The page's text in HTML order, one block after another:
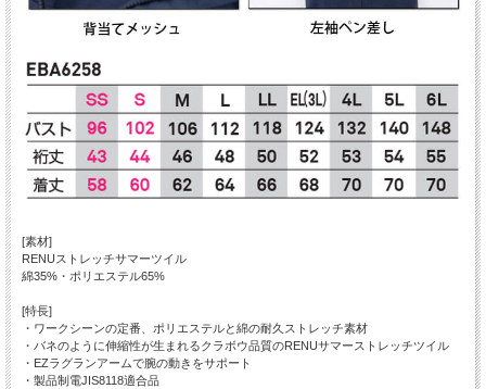
[素材]
RENUストレッチサマーツイル
綿35%・ポリエステル65%
[特長]
・ワークシーンの定番、ポリエステルと綿の耐久ストレッチ素材
・バネのように伸縮性が生まれるクラボウ品質のRENUサマーストレッチツイル
・EZラグランアームで腕の動きをサポート
・製品制電JIS8118適合品